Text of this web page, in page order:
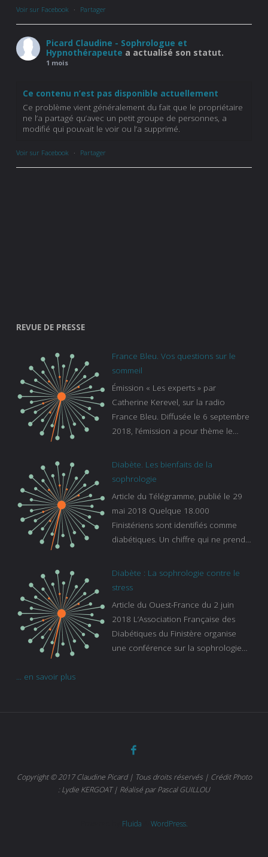
Voir sur Facebook · Partager
Picard Claudine - Sophrologue et
Hypnothérapeute a actualisé son statut.
1 mois
Ce contenu n’est pas disponible actuellement
Ce problème vient généralement du fait que le propriétaire
ne l’a partagé qu’avec un petit groupe de personnes, a
modifié qui pouvait le voir ou l’a supprimé.
Voir sur Facebook · Partager
REVUE DE PRESSE
France Bleu. Vos questions sur le
sommeil
Émission « Les experts » par
Catherine Kerevel, sur la radio
France Bleu. Diffusée le 6 septembre
2018, l’émission a pour thème le
bleu :
https://www.francebleu.fr/emissions/l
sur-le-sommeil
Diabète. Les bienfaits de la
sophrologie
Article du Télégramme, publié le 29
mai 2018 Quelque 18.000
Finistériens sont identifiés comme
diabétiques. Un chiffre qui ne prend
s’ignorent. « C’est une pathologie qui
continue à augmenter, souligne
de la Caisse primaire d’assurance-
maladie. C’est aussi une pathologie
qui peut être handicapante et coûte
cher quand on sait que 37 % des
d’autant que le diabète
Diabète : La sophrologie contre le
stress
Article du Ouest-France du 2 juin
2018 L’Association Française des
Diabétiques du Finistère organise
une conférence sur la sophrologie
... en savoir plus
Copyright © 2017 Claudine Picard | Tous droits réservés | Crédit Photo
: Lydie KERGOAT | Réalisé par Pascal GUILLOU
Fluida WordPress.